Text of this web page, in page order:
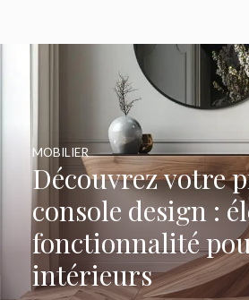
Découvrez votre
console design :
fonctionnalité
intérieurs
MOBILIER